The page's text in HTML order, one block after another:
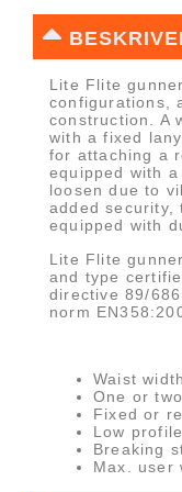
Lite Flite
configurations,
construction. A
with a fixed
for attaching a
equipped with
loosen due to
added security,
equipped with
Lite Flite
and type
directive 89/
norm
Waist
One or
Fixed or
Low
Breaking
Max. user